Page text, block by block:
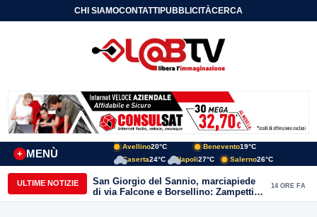
CHI SIAMOCONTATTIPUBBLICITÀCERCA
MENÙ
+
Avellino20°C Benevento19°C
Caserta24°C Napoli27°C Salerno26°C
ULTIME NOTIZIE
San Giorgio del Sannio, marciapiede
di via Falcone e Borsellino: Zampetti e
Lombardi replicano alle polemiche
14 ORE FA